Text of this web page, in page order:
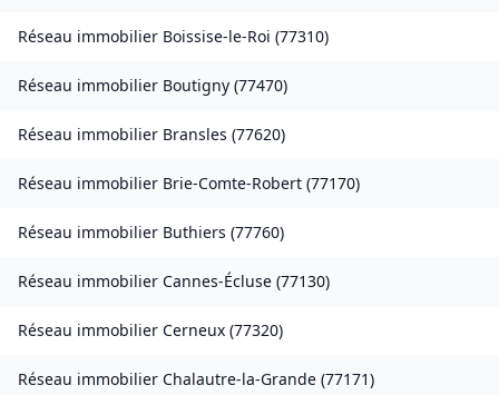
Réseau immobilier Boissise-le-Roi (77310)
Réseau immobilier Boutigny (77470)
Réseau immobilier Bransles (77620)
Réseau immobilier Brie-Comte-Robert (77170)
Réseau immobilier Buthiers (77760)
Réseau immobilier Cannes-Écluse (77130)
Réseau immobilier Cerneux (77320)
Réseau immobilier Chalautre-la-Grande (77171)